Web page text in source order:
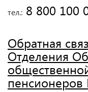
тел.: 8 800 100
Обратная
Отделения
пенсионеров